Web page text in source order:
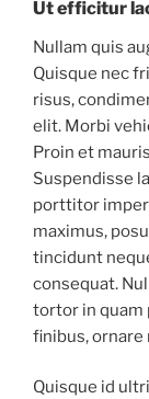
Ut efficitur
Nullam quis
Quisque nec
risus,
elit. Morbi
Proin et
Suspendisse
porttitor
maximus,
tincidunt
consequat.
tortor in quam
finibus, ornare
Quisque id